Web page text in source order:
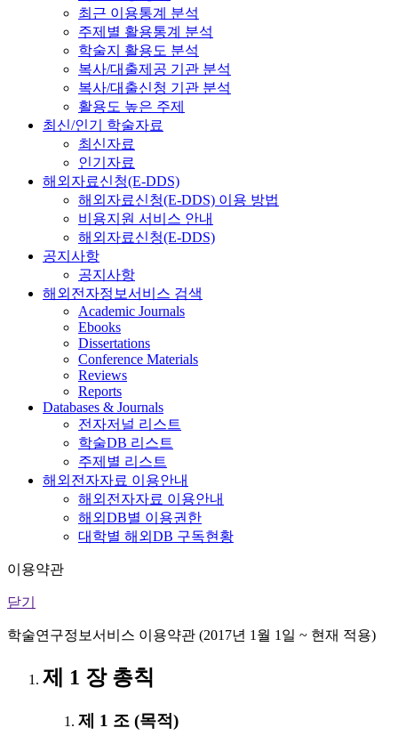
최근 이용통계 분석
주제별 활용통계 분석
학술지 활용도 분석
복사/대출제공 기관 분석
복사/대출신청 기관 분석
활용도 높은 주제
최신/인기 학술자료
최신자료
인기자료
해외자료신청(E-DDS)
해외자료신청(E-DDS) 이용 방법
비용지원 서비스 안내
해외자료신청(E-DDS)
공지사항
공지사항
해외전자정보서비스 검색
Academic Journals
Ebooks
Dissertations
Conference Materials
Reviews
Reports
Databases & Journals
전자저널 리스트
학술DB 리스트
주제별 리스트
해외전자자료 이용안내
해외전자자료 이용안내
해외DB별 이용권한
대학별 해외DB 구독현황
이용약관
닫기
학술연구정보서비스 이용약관 (2017년 1월 1일 ~ 현재 적용)
제 1 장 총칙
제 1 조 (목적)